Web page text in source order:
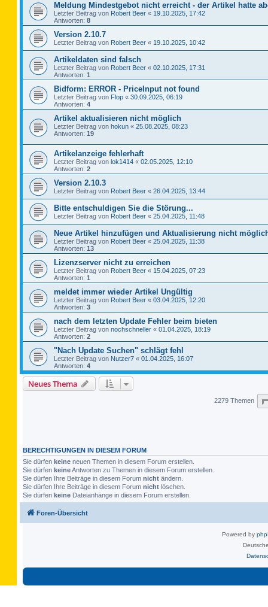
Meldung Mindestgebot nicht erreicht - der Artikel hatte
Letzter Beitrag von Robert Beer « 19.10.2025, 17:42
Antworten: 8
Version 2.10.7
Letzter Beitrag von Robert Beer « 19.10.2025, 10:42
Artikeldaten sind falsch
Letzter Beitrag von Robert Beer « 02.10.2025, 17:31
Antworten: 1
Bidform: ERROR - PriceInput not found
Letzter Beitrag von Flop « 30.09.2025, 06:19
Antworten: 4
Artikel aktualisieren nicht möglich
Letzter Beitrag von hokun « 25.08.2025, 08:23
Antworten: 19
Artikelanzeige fehlerhaft
Letzter Beitrag von lok1414 « 02.05.2025, 12:10
Antworten: 2
Version 2.10.3
Letzter Beitrag von Robert Beer « 26.04.2025, 13:44
Bitte entschuldigen Sie die Störung...
Letzter Beitrag von Robert Beer « 25.04.2025, 11:48
Neue Artikel hinzufügen und Aktualisierung nicht
Letzter Beitrag von Robert Beer « 25.04.2025, 11:38
Antworten: 13
Lizenzserver nicht zu erreichen
Letzter Beitrag von Robert Beer « 15.04.2025, 07:23
Antworten: 1
meldet immer wieder Artikel Ungültig
Letzter Beitrag von Robert Beer « 03.04.2025, 12:20
Antworten: 3
nach dem letzten Update Fehler beim bieten
Letzter Beitrag von nochschneller « 01.04.2025, 18:19
Antworten: 2
"Nach Update Suchen" schlägt fehl
Letzter Beitrag von Nutzer7 « 01.04.2025, 16:07
Antworten: 4
Neues Thema
2279 Themen
BERECHTIGUNGEN IN DIESEM FORUM
Sie dürfen keine neuen Themen in diesem Forum erstellen.
Sie dürfen keineAntworten zu Themen in diesem Forum erstellen.
Sie dürfen Ihre Beiträge in diesem Forum nicht ändern.
Sie dürfen Ihre Beiträge in diesem Forum nicht löschen.
Sie dürfen keine Dateianhänge in diesem Forum erstellen.
Foren-Übersicht
Powered by